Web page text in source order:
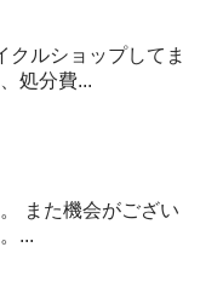
クルショップしてま
処分費...
また機会がござい
...